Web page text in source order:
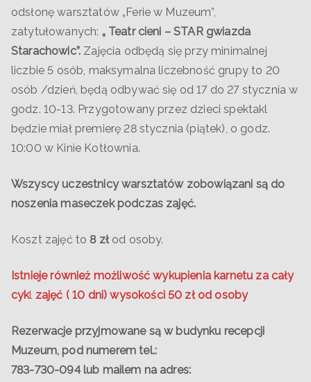
odsłonę warsztatów „Ferie w Muzeum”,
zatytułowanych: „ Teatr cieni – STAR gwiazda
Starachowic”. Zajęcia odbędą się przy minimalnej
liczbie 5 osób, maksymalna liczebność grupy to 20
osób /dzień, będą odbywać się od 17 do 27 stycznia w
godz. 10-13. Przygotowany przez dzieci spektakl
będzie miał premierę 28 stycznia (piątek), o godz.
10:00 w Kinie Kotłownia.
Wszyscy uczestnicy warsztatów zobowiązani są do
noszenia maseczek podczas zajęć.
Koszt zajęć to8 złod osoby.
Istnieje również możliwość wykupienia karnetu za cały
cykl zajęć ( 10 dni) wysokości 50 zł od osoby
Rezerwacje przyjmowane są w budynku recepcji
Muzeum, pod numerem tel.:
783-730-094 lub mailem na adres: